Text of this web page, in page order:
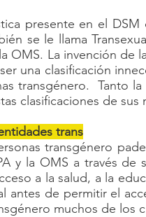
presente en el
se le llama
OMS. La invención de
una clasificación
transgénero. Tanto
clasificaciones de sus
trans
transgénero
y la OMS a través de
a la salud, a la
antes de permitir el
muchos de los